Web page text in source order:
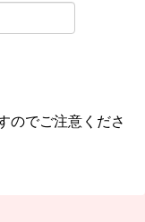
のでご注意くださ